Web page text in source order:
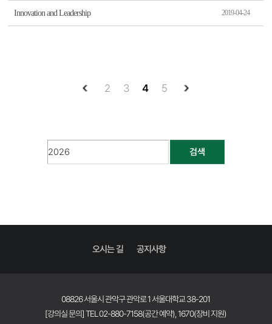
Innovation and Leadership 2019-04-24
2 3 4 5
검색
오시는 길 공지사항
08826 서울시 관악구 관악로 1 서울대학교 38-201
[강의실 문의] TEL 02-880-7158(공간 예약), 1670(장비 지원)